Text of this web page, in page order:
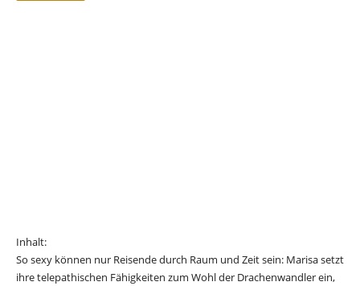
Inhalt:
So sexy können nur Reisende durch Raum und Zeit sein: Marisa setzt
ihre telepathischen Fähigkeiten zum Wohl der Drachenwandler ein,